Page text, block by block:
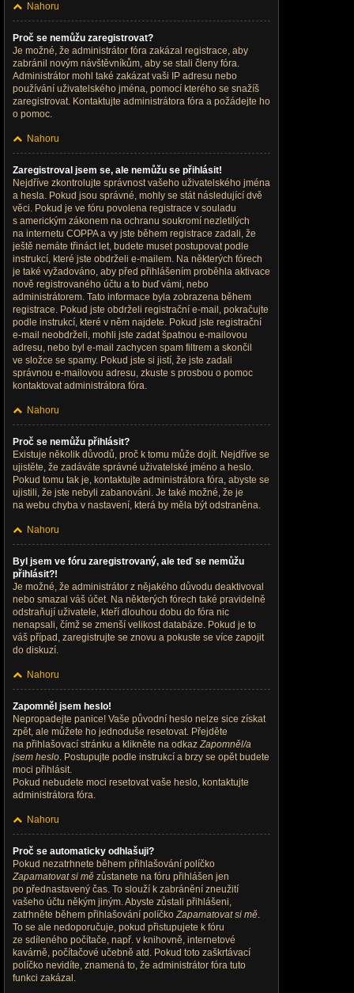
Nahoru
Proč se nemůžu zaregistrovat?
Je možné, že administrátor fóra zakázal registrace, aby
zabránil novým návštěvníkům, aby se stali členy fóra.
Administrátor mohl také zakázat vaši IP adresu nebo
používání uživatelského jména, pomocí kterého se snažíš
zaregistrovat. Kontaktujte administrátora fóra a požádejte ho
o pomoc.
Nahoru
Zaregistroval jsem se, ale nemůžu se přihlásit!
Nejdříve zkontrolujte správnost vašeho uživatelského jména
a hesla. Pokud jsou správné, mohly se stát následující dvě
věci. Pokud je ve fóru povolena registrace v souladu
s americkým zákonem na ochranu soukromí nezletilých
na internetu COPPA a vy jste během registrace zadali, že
ještě nemáte třináct let, budete muset postupovat podle
instrukcí, které jste obdrželi e-mailem. Na některých fórech
je také vyžadováno, aby před přihlášením proběhla aktivace
nově registrovaného účtu a to buď vámi, nebo
administrátorem. Tato informace byla zobrazena během
registrace. Pokud jste obdrželi registrační e-mail, pokračujte
podle instrukcí, které v něm najdete. Pokud jste registrační
e-mail neobdrželi, mohli jste zadat špatnou e-mailovou
adresu, nebo byl e-mail zachycen spam filtrem a skončil
ve složce se spamy. Pokud jste si jistí, že jste zadali
správnou e-mailovou adresu, zkuste s prosbou o pomoc
kontaktovat administrátora fóra.
Nahoru
Proč se nemůžu přihlásit?
Existuje několik důvodů, proč k tomu může dojít. Nejdříve se
ujistěte, že zadáváte správné uživatelské jméno a heslo.
Pokud tomu tak je, kontaktujte administrátora fóra, abyste se
ujistili, že jste nebyli zabanováni. Je také možné, že je
na webu chyba v nastavení, která by měla být odstraněna.
Nahoru
Byl jsem ve fóru zaregistrovaný, ale teď se nemůžu
přihlásit?!
Je možné, že administrátor z nějakého důvodu deaktivoval
nebo smazal váš účet. Na některých fórech také pravidelně
odstraňují uživatele, kteří dlouhou dobu do fóra nic
nenapsali, čímž se zmenší velikost databáze. Pokud je to
váš případ, zaregistrujte se znovu a pokuste se více zapojit
do diskuzí.
Nahoru
Zapomněl jsem heslo!
Nepropadejte panice! Vaše původní heslo nelze sice získat
zpět, ale můžete ho jednoduše resetovat. Přejděte
na přihlašovací stránku a klikněte na odkazZapomněl/a
jsem heslo. Postupujte podle instrukcí a brzy se opět budete
moci přihlásit.
Pokud nebudete moci resetovat vaše heslo, kontaktujte
administrátora fóra.
Nahoru
Proč se automaticky odhlašuji?
Pokud nezatrhnete během přihlašování políčko
Zapamatovat si mě zůstanete na fóru přihlášen jen
po přednastavený čas. To slouží k zabránění zneužití
vašeho účtu někým jiným. Abyste zůstali přihlášeni,
zatrhněte během přihlašování políčkoZapamatovat si mě.
To se ale nedoporučuje, pokud přistupujete k fóru
ze sdíleného počítače, např. v knihovně, internetové
kavárně, počítačové učebně atd. Pokud toto zaškrtávací
políčko nevidíte, znamená to, že administrátor fóra tuto
funkci zakázal.